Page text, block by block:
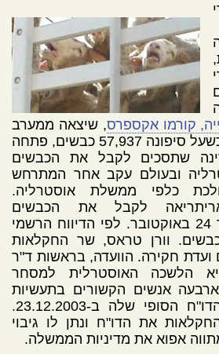
קורמו אקספרס, שיצאה ממערב
אוסטרליה ב-5 באוגוסט כשעל סיפונה 57,937 כבשים, פתחה
שתסכים לקבל את הכבשים
ובעולם עקב אחר המתרחש
כלפי ממשלת אוסטרליה.
לקבל את הכבשים
במתנה כבר היה התאריך 24 באוקטובר. לפי הדיווח הרשמי
על הסיפון 5,691 כבשים. וורן טראס, שר החקלאות
חקירה. הוועדה, בראשות ד"ר
הלשכה האוסטרלית למסחר
אנשים הקשורים בתעשיות
בעלי-חיים, הגישה את הדו"ח הסופי שלה ב-23.12.2003.
שר החקלאות את הדו"ח ונתן לו גיבוי
אפוא את מדיניות הממשלה.